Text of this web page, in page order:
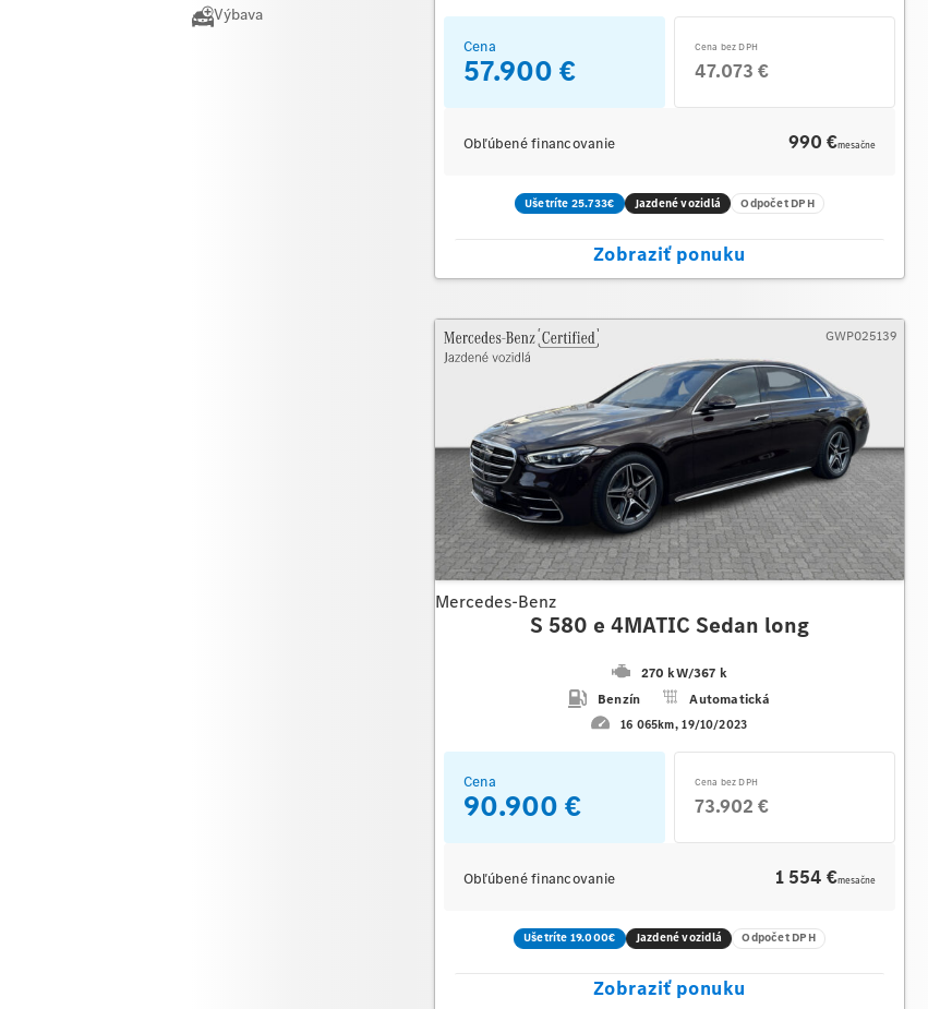
Cena
57.900 €
Cena bez DPH
47.073 €
Obľúbené financovanie 990 €mesačne
Ušetríte 25.733€ Jazdené vozidlá Odpočet DPH
Zobraziť ponuku
Mercedes-Benz
S 580 e 4MATIC Sedan long
270 kW/367 k
Benzín
Automatická
16 065km 19/10/2023
GWP025139
Cena
90.900 €
Cena bez DPH
73.902 €
Obľúbené financovanie 1 554 €mesačne
Ušetríte 19.000€ Jazdené vozidlá Odpočet DPH
Zobraziť ponuku
Výbava